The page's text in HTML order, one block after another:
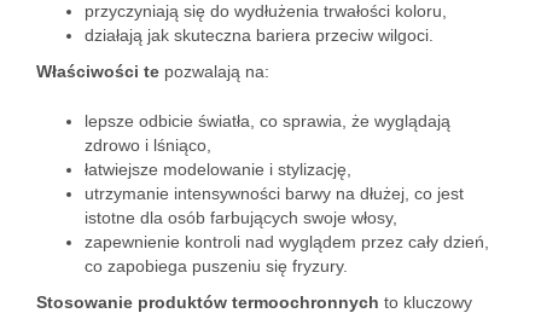
przyczyniają się do wydłużenia trwałości koloru,
działają jak skuteczna bariera przeciw wilgoci.
Właściwości te pozwalają na:
lepsze odbicie światła, co sprawia, że wyglądają
zdrowo i lśniąco,
łatwiejsze modelowanie i stylizację,
utrzymanie intensywności barwy na dłużej, co jest
istotne dla osób farbujących swoje włosy,
zapewnienie kontroli nad wyglądem przez cały dzień,
co zapobiega puszeniu się fryzury.
Stosowanie produktów termoochronnych to kluczowy